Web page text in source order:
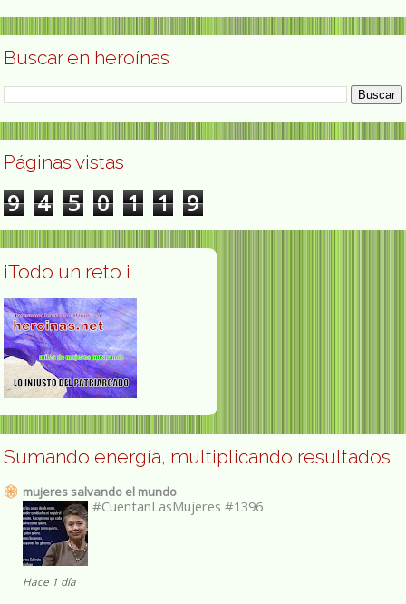
Buscar en heroínas
Páginas vistas
9 4 5 0 1 1 9
¡Todo un reto ¡
Sumando energía, multiplicando resultados
mujeres salvando el mundo
#CuentanLasMujeres #1396
Hace 1 día